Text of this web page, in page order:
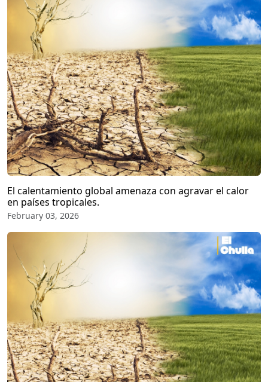
El calentamiento global amenaza con agravar el calor
en países tropicales.
February 03, 2026